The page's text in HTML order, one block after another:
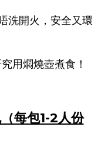
洗開火，安全又環
用燜燒壺煮食！
每包1-2人份